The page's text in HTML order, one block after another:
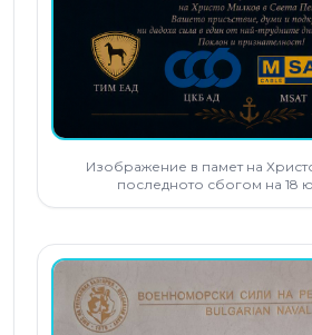
Изображение в памет на
последното сбогом на 18